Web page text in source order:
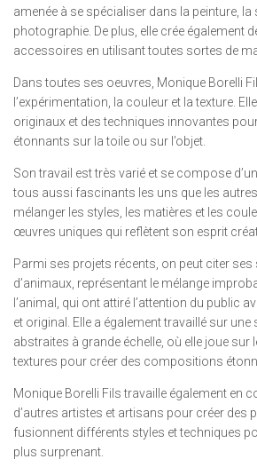
amenée à se spécialiser dans la peinture, la
photographie. De plus, elle crée également
accessoires en utilisant toutes sortes de
Dans toutes ses oeuvres, Monique Borelli
l’expérimentation, la couleur et la texture.
originaux et des techniques innovantes
étonnants sur la toile ou sur l’objet.
Son travail est très varié et se compose
tous aussi fascinants les uns que les autres.
mélanger les styles, les matières et les
œuvres uniques qui reflètent son esprit
Parmi ses projets récents, on peut citer
d’animaux, représentant le mélange
l’animal, qui ont attiré l’attention du public
et original. Elle a également travaillé sur une
abstraites à grande échelle, où elle joue sur
textures pour créer des compositions
Monique Borelli Fils travaille également en
d’autres artistes et artisans pour créer des
fusionnent différents styles et techniques
plus surprenant.